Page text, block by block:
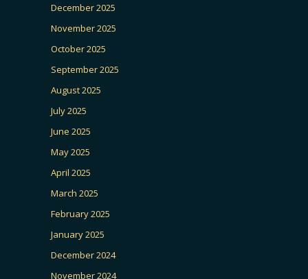
December 2025
November 2025
October 2025
September 2025
August 2025
July 2025
June 2025
May 2025
April 2025
March 2025
February 2025
January 2025
December 2024
November 2024